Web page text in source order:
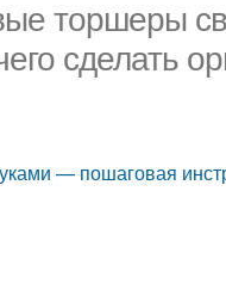
торшеры
сделать
— пошаговая